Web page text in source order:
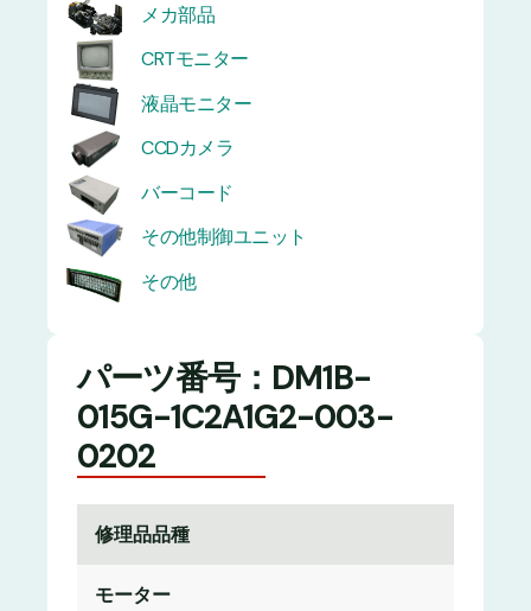
メカ部品
CRTモニター
液晶モニター
CCDカメラ
バーコード
その他制御ユニット
その他
パーツ番号：DM1B-
015G-1C2A1G2-003-
0202
修理品品種
モーター